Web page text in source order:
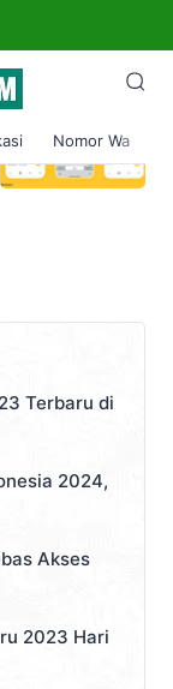
Nomor Wa
Terbaru di
2024,
Akses
2023 Hari